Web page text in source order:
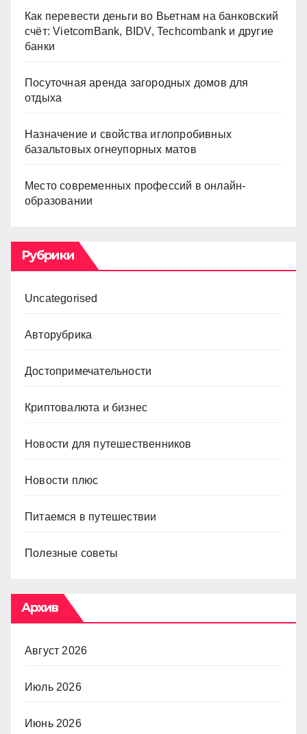
Как перевести деньги во Вьетнам на банковский
счёт: VietcomBank, BIDV, Techcombank и другие
банки
Посуточная аренда загородных домов для
отдыха
Назначение и свойства иглопробивных
базальтовых огнеупорных матов
Место современных профессий в онлайн-
образовании
Рубрики
Uncategorised
Авторубрика
Достопримечательности
Криптовалюта и бизнес
Новости для путешественников
Новости плюс
Питаемся в путешествии
Полезные советы
Архив
Август 2026
Июль 2026
Июнь 2026